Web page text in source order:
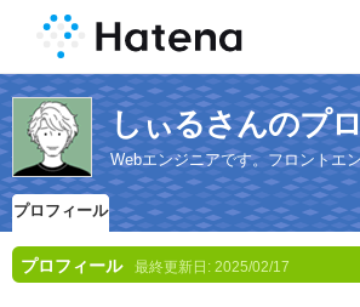
しぃるさんのプ
Webエンジニアです。フロントエ
プロフィール
プロフィール 最終更新日: 2025/02/17